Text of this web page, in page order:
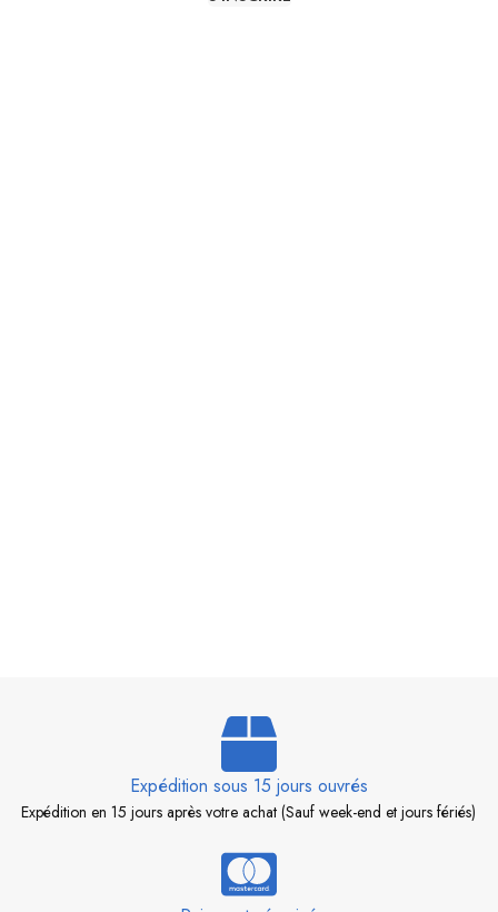
Expédition sous 15 jours ouvrés
Expédition en 15 jours après votre achat (Sauf week-end et jours fériés)